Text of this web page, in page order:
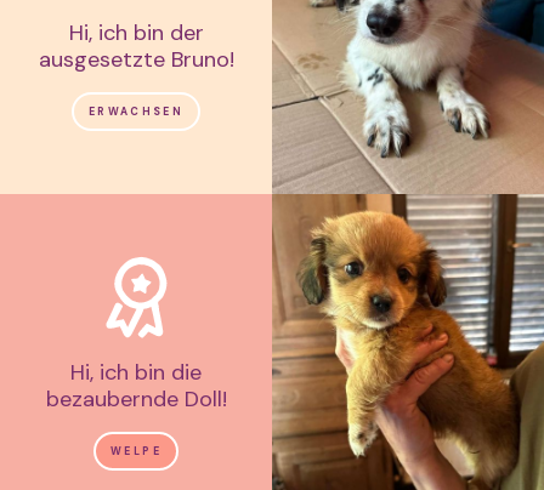
Hi, ich bin der
ausgesetzte Bruno!
ERWACHSEN
Hi, ich bin die
bezaubernde Doll!
WELPE